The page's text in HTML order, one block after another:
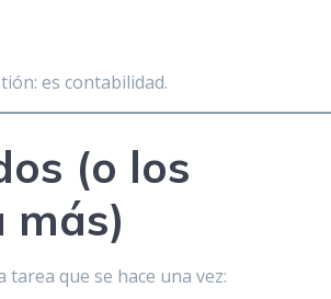
es contabilidad.
(o los
más)
que se hace una vez: